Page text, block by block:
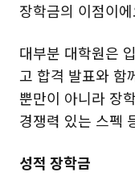
장학금의 이점이
대부분 대학원은
고 합격 발표와 함
뿐만이 아니라 장
경쟁력 있는 스펙
성적 장학금